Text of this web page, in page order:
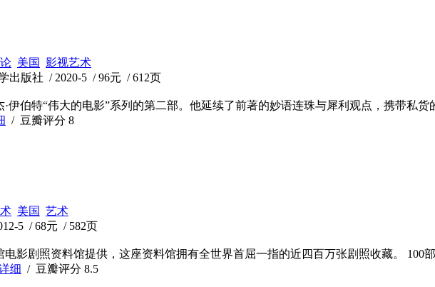
美国 影视艺术
出版社 / 2020-5 / 96元 / 612页
·伊伯特“伟大的电影”系列的第二部。他延续了前著的妙语连珠与犀利观点，携带私
/ 豆瓣评分 8
美国 艺术
5 / 68元 / 582页
影剧照资料馆提供，这座资料馆拥有全世界首屈一指的近四百万张剧照收藏。 100
细 / 豆瓣评分 8.5